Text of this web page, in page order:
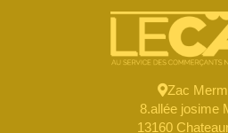
Zac
8.allée josime
13160